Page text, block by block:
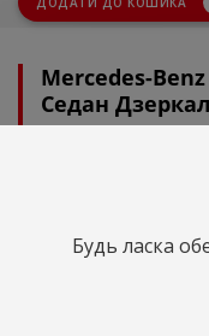
Mercedes-Benz
Седан
Будь ласка